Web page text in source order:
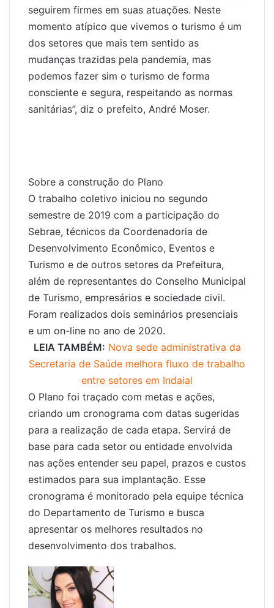
seguirem firmes em suas atuações. Neste
momento atípico que vivemos o turismo é um
dos setores que mais tem sentido as
mudanças trazidas pela pandemia, mas
podemos fazer sim o turismo de forma
consciente e segura, respeitando as normas
sanitárias”, diz o prefeito, André Moser.
Sobre a construção do Plano
O trabalho coletivo iniciou no segundo
semestre de 2019 com a participação do
Sebrae, técnicos da Coordenadoria de
Desenvolvimento Econômico, Eventos e
Turismo e de outros setores da Prefeitura,
além de representantes do Conselho Municipal
de Turismo, empresários e sociedade civil.
Foram realizados dois seminários presenciais
e um on-line no ano de 2020.
LEIA TAMBÉM: Nova sede administrativa da
Secretaria de Saúde melhora fluxo de trabalho
entre setores em Indaial
O Plano foi traçado com metas e ações,
criando um cronograma com datas sugeridas
para a realização de cada etapa. Servirá de
base para cada setor ou entidade envolvida
nas ações entender seu papel, prazos e custos
estimados para sua implantação. Esse
cronograma é monitorado pela equipe técnica
do Departamento de Turismo e busca
apresentar os melhores resultados no
desenvolvimento dos trabalhos.